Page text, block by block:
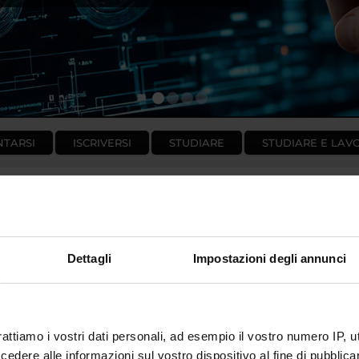
Dettagli Impostazioni degli annunci
i vostri dati personali, ad esempio il vostro numero IP,
alle informazioni sul vostro dispositivo al fine di
1 2 3 4
ISCRIVERSI STUDIARE STUDIARE E
HIGHLIGHTS
OFFERTA FORMATIVA